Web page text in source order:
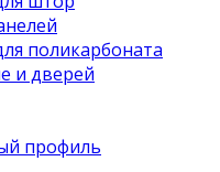
поликарбоната
и дверей
профиль